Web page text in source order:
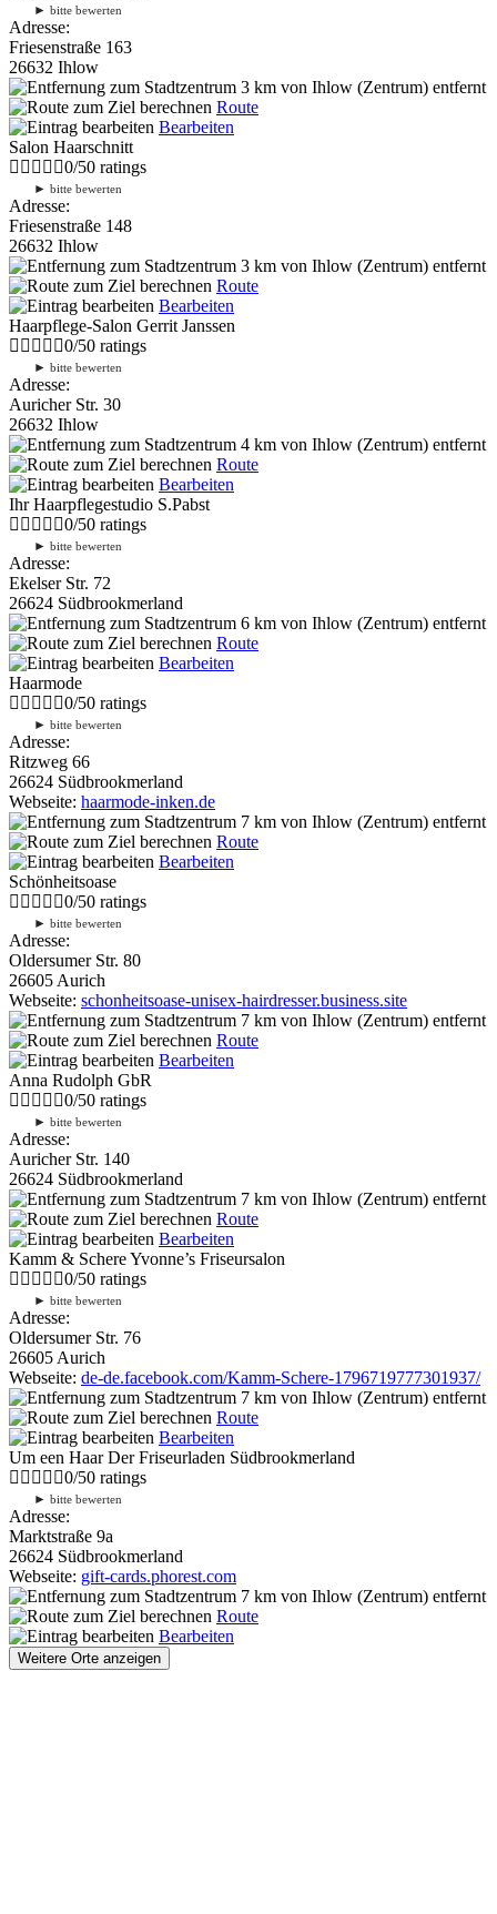
► bitte bewerten
Adresse:
Friesenstraße 163
26632 Ihlow
3 km von Ihlow (Zentrum) entfernt
Route
Bearbeiten
Salon Haarschnitt
0/50 ratings
► bitte bewerten
Adresse:
Friesenstraße 148
26632 Ihlow
3 km von Ihlow (Zentrum) entfernt
Route
Bearbeiten
Haarpflege-Salon Gerrit Janssen
0/50 ratings
► bitte bewerten
Adresse:
Auricher Str. 30
26632 Ihlow
4 km von Ihlow (Zentrum) entfernt
Route
Bearbeiten
Ihr Haarpflegestudio S.Pabst
0/50 ratings
► bitte bewerten
Adresse:
Ekelser Str. 72
26624 Südbrookmerland
6 km von Ihlow (Zentrum) entfernt
Route
Bearbeiten
Haarmode
0/50 ratings
► bitte bewerten
Adresse:
Ritzweg 66
26624 Südbrookmerland
Webseite: haarmode-inken.de
7 km von Ihlow (Zentrum) entfernt
Route
Bearbeiten
Schönheitsoase
0/50 ratings
► bitte bewerten
Adresse:
Oldersumer Str. 80
26605 Aurich
Webseite: schonheitsoase-unisex-hairdresser.business.site
7 km von Ihlow (Zentrum) entfernt
Route
Bearbeiten
Anna Rudolph GbR
0/50 ratings
► bitte bewerten
Adresse:
Auricher Str. 140
26624 Südbrookmerland
7 km von Ihlow (Zentrum) entfernt
Route
Bearbeiten
Kamm & Schere Yvonne’s Friseursalon
0/50 ratings
► bitte bewerten
Adresse:
Oldersumer Str. 76
26605 Aurich
Webseite: de-de.facebook.com/Kamm-Schere-1796719777301937/
7 km von Ihlow (Zentrum) entfernt
Route
Bearbeiten
Um een Haar Der Friseurladen Südbrookmerland
0/50 ratings
► bitte bewerten
Adresse:
Marktstraße 9a
26624 Südbrookmerland
Webseite: gift-cards.phorest.com
7 km von Ihlow (Zentrum) entfernt
Route
Bearbeiten
Weitere Orte anzeigen